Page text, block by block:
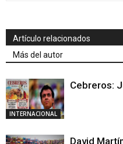
Artículo relacionados
Más del autor
INTERNACIONAL
Cebreros:
David